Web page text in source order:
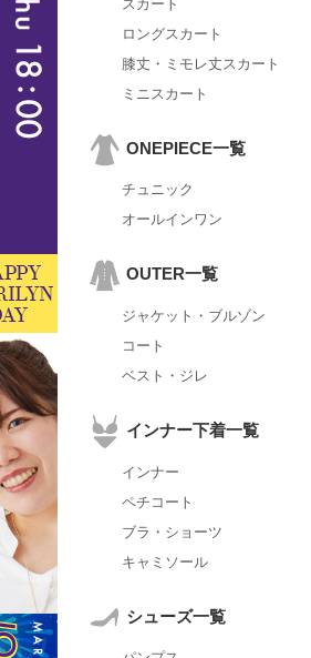
スカート
ロングスカート
膝丈・ミモレ丈スカート
ミニスカート
ONEPIECE一覧
チュニック
オールインワン
OUTER一覧
ジャケット・ブルゾン
コート
ベスト・ジレ
インナー下着一覧
インナー
ペチコート
ブラ・ショーツ
キャミソール
シューズ一覧